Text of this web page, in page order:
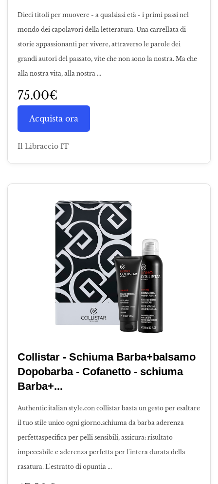
Dieci titoli per muovere - a qualsiasi età - i primi passi nel
mondo dei capolavori della letteratura. Una carrellata di
storie appassionanti per vivere, attraverso le parole dei
grandi autori del passato, vite che non sono la nostra. Ma che
alla nostra vita, alla nostra ...
75.00€
Acquista ora
Il Libraccio IT
Collistar - Schiuma Barba+balsamo
Dopobarba - Cofanetto - schiuma
Barba+...
Authentic italian style.con collistar basta un gesto per esaltare
il tuo stile unico ogni giorno.schiuma da barba aderenza
perfettaspecifica per pelli sensibili, assicura: risultato
impeccabile e aderenza perfetta per l'intera durata della
rasatura. L'estratto di opuntia ...